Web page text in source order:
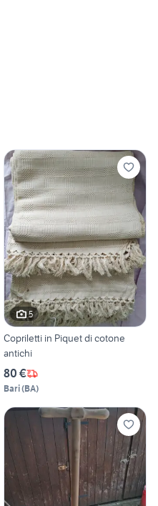
5
Copriletti in Piquet di cotone
antichi
80 €
Bari(BA)